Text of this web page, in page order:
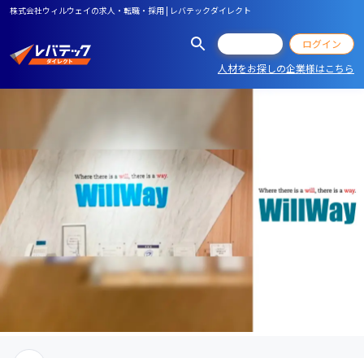
株式会社ウィルウェイの求人・転職・採用 | レバテックダイレクト
ログイン
人材をお探しの企業様はこちら